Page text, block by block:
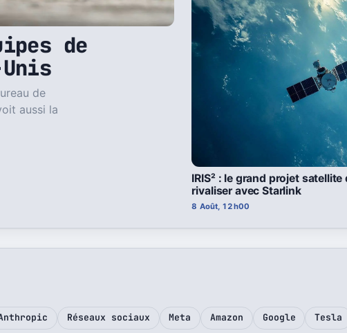
de
de
aussi la
IRIS² : le grand projet satellite
rivaliser avec Starlink
8 Août, 12h00
Réseaux sociaux Meta Amazon Google Tesla